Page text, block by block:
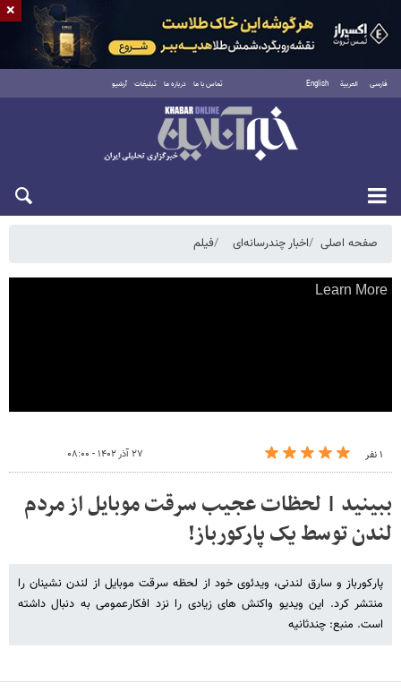
فارسی العربية English تماس با ما درباره ما تبلیغات آرشیو
پنجشنبه ۱۵ مرداد ۱۴۰۵
صفحه اصلی اخبار چندرسانه‌ای فیلم
۱ نفر ۲۷ آذر ۱۴۰۲ - ۰۸:۰۰
ببینید | لحظات عجیب سرقت موبایل از مردم
لندن توسط یک پارکورباز!
پارکورباز و سارق لندنی، ویدئوی خود از لحظه سرقت موبایل از لندن نشینان را
منتشر کرد. این ویدیو واکنش های زیادی را نزد افکارعمومی به دنبال داشته
است. منبع: چندثانیه
×